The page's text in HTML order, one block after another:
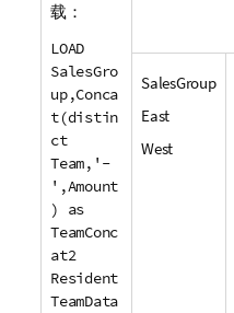
载：
LOAD
SalesGro
up,Conca
t(distin
ct
Team,'-
',Amount
) as
TeamConc
at2
Resident
TeamData
SalesGroup
East
West